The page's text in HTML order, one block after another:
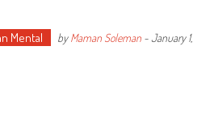
Mental byMaman Soleman-January 1,